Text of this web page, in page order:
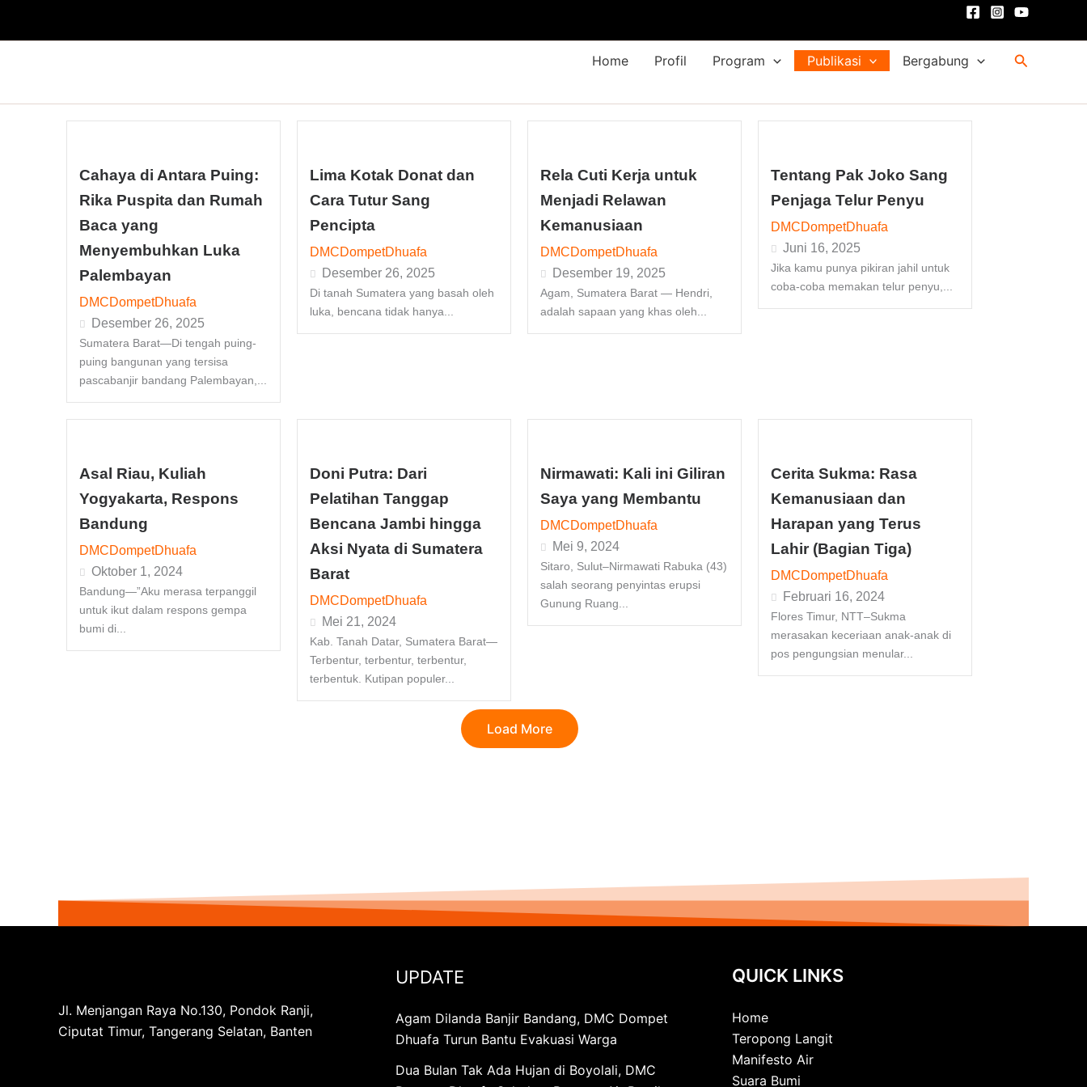
Home Profil Program Publikasi Bergabung Cari
Cahaya di Antara Puing:
Rika Puspita dan Rumah
Baca yang
Menyembuhkan Luka
Palembayan
DMCDompetDhuafa
Desember 26, 2025
Sumatera Barat—Di tengah puing-
puing bangunan yang tersisa
pascabanjir bandang Palembayan,...
Lima Kotak Donat dan
Cara Tutur Sang
Pencipta
DMCDompetDhuafa
Desember 26, 2025
Di tanah Sumatera yang basah oleh
luka, bencana tidak hanya...
Rela Cuti Kerja untuk
Menjadi Relawan
Kemanusiaan
DMCDompetDhuafa
Desember 19, 2025
Agam, Sumatera Barat — Hendri,
adalah sapaan yang khas oleh...
Tentang Pak Joko Sang
Penjaga Telur Penyu
DMCDompetDhuafa
Juni 16, 2025
Jika kamu punya pikiran jahil untuk
coba-coba memakan telur penyu,...
Asal Riau, Kuliah
Yogyakarta, Respons
Bandung
DMCDompetDhuafa
Oktober 1, 2024
Bandung—”Aku merasa terpanggil
untuk ikut dalam respons gempa
bumi di...
Doni Putra: Dari
Pelatihan Tanggap
Bencana Jambi hingga
Aksi Nyata di Sumatera
Barat
DMCDompetDhuafa
Mei 21, 2024
Kab. Tanah Datar, Sumatera Barat—
Terbentur, terbentur, terbentur,
terbentuk. Kutipan populer...
Nirmawati: Kali ini Giliran
Saya yang Membantu
DMCDompetDhuafa
Mei 9, 2024
Sitaro, Sulut–Nirmawati Rabuka (43)
salah seorang penyintas erupsi
Gunung Ruang...
Cerita Sukma: Rasa
Kemanusiaan dan
Harapan yang Terus
Lahir (Bagian Tiga)
DMCDompetDhuafa
Februari 16, 2024
Flores Timur, NTT–Sukma
merasakan keceriaan anak-anak di
pos pengungsian menular...
Load More
Jl. Menjangan Raya No.130, Pondok Ranji,
Ciputat Timur, Tangerang Selatan, Banten
UPDATE
Agam Dilanda Banjir Bandang, DMC Dompet
Dhuafa Turun Bantu Evakuasi Warga
Dua Bulan Tak Ada Hujan di Boyolali, DMC
QUICK LINKS
Home
Teropong Langit
Manifesto Air
Suara Bumi